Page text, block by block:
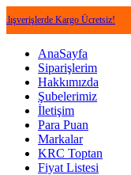
Kargo Ücretsiz! •
AnaSayfa
Siparişlerim
Hakkımızda
Şubelerimiz
İletişim
Para Puan
Markalar
KRC Toptan
Fiyat Listesi